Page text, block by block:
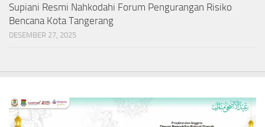
Supiani Resmi Nahkodahi Forum Pengurangan Risiko
Bencana Kota Tangerang
DESEMBER 27, 2025